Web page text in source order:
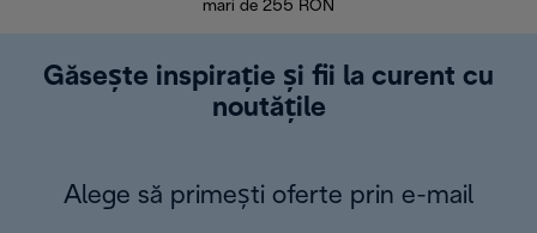
mari de 255 RON
Găsește inspirație și fii la curent cu
noutățile
Alege să primești oferte prin e-mail